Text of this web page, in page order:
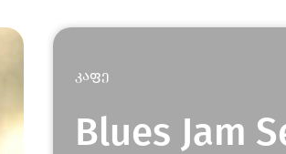
კაფე
Blues Jam